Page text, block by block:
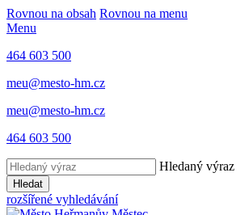
Rovnou na obsah Rovnou na menu
Menu
464 603 500
meu@mesto-hm.cz
meu@mesto-hm.cz
464 603 500
Hledaný výraz
Hledat
rozšířené vyhledávání